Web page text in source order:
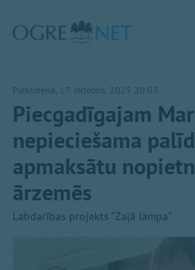
Piektdiena, 17. oktobris, 2025 20:03
Piecgadīgajam
nepieciešama
apmaksātu
ārzemēs
Labdarības projekts "Zaļā lampa"